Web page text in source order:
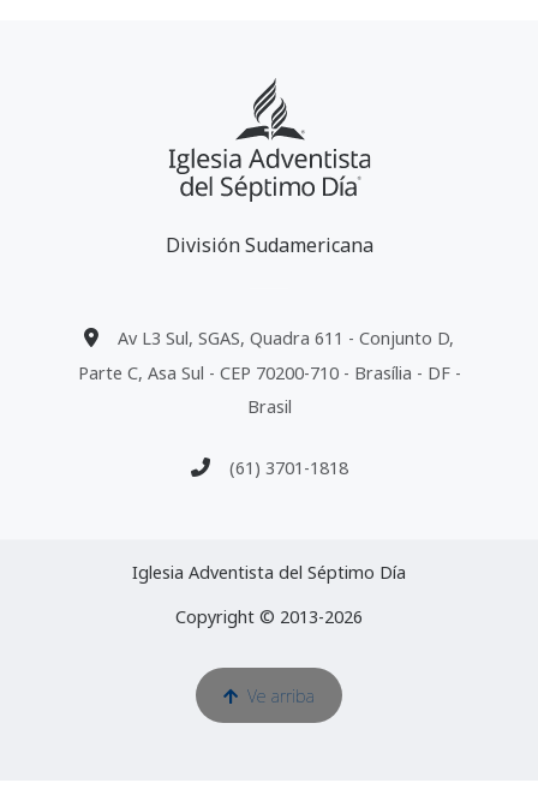
División Sudamericana
Av L3 Sul, SGAS, Quadra 611 - Conjunto D,
Parte C, Asa Sul - CEP 70200-710 - Brasília - DF -
Brasil
(61) 3701-1818
Iglesia Adventista del Séptimo Día
Copyright © 2013-2026
Ve arriba